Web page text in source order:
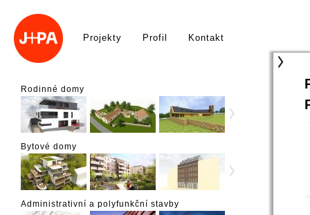
Projekty Profil Kontakt
Rodinné domy
Bytové domy
Administrativní a polyfunkční stavby